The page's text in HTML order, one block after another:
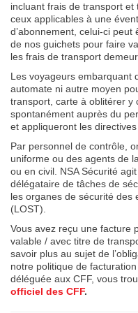
incluant frais de transport
ceux applicables à une
d’abonnement, celui-ci peut
de nos guichets pour faire
les frais de transport
Les voyageurs embarquant
automate ni autre moyen
transport, carte à oblitérer y
spontanément auprès du
et appliqueront les directives
Par personnel de contrôle,
uniforme ou des agents de
ou en civil. NSA Sécurité
délégataire de tâches de
les organes de sécurité des
(LOST).
Vous avez reçu une facture
valable / avec titre de
savoir plus au sujet de
notre politique de
déléguée aux CFF, vous
officiel des CFF.